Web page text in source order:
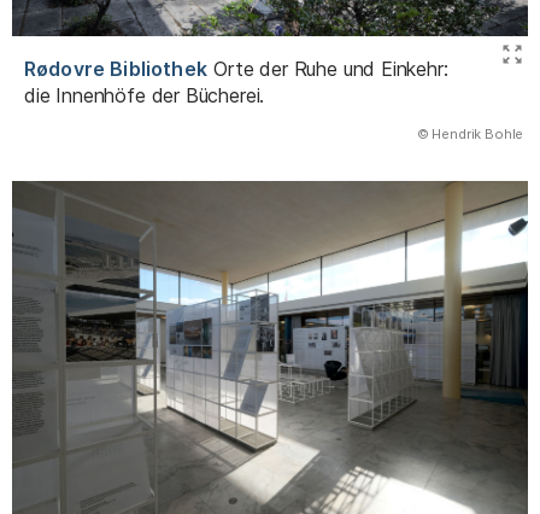
Rødovre Bibliothek Orte der Ruhe und Einkehr:
die Innenhöfe der Bücherei.
© Hendrik Bohle